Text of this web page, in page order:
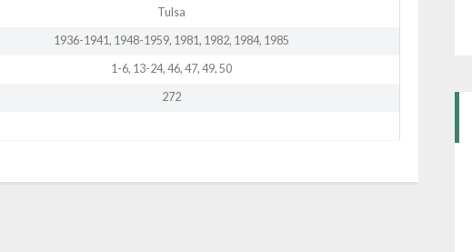
Tulsa
1936-1941, 1948-1959, 1981, 1982, 1984, 1985
1-6, 13-24, 46, 47, 49, 50
272